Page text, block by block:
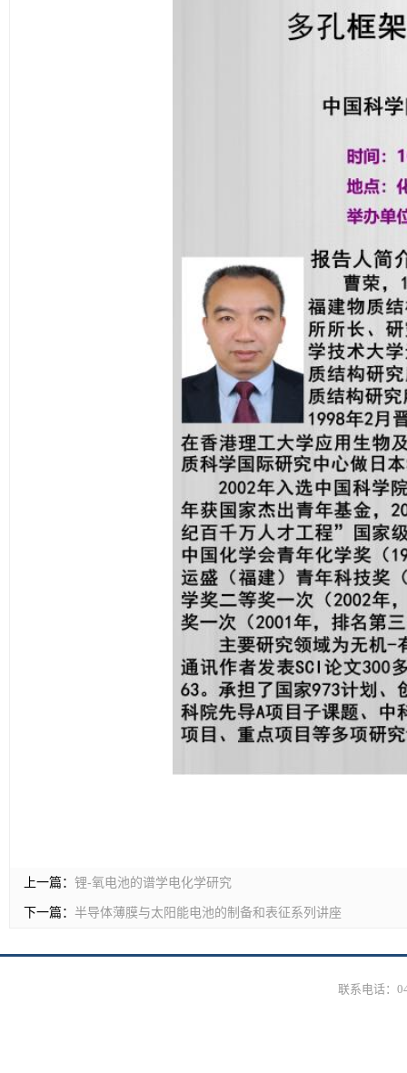
上一篇： 锂-氧电池的谱学电化学研究
下一篇： 半导体薄膜与太阳能电池的制备和表征系列讲座
联系电话：